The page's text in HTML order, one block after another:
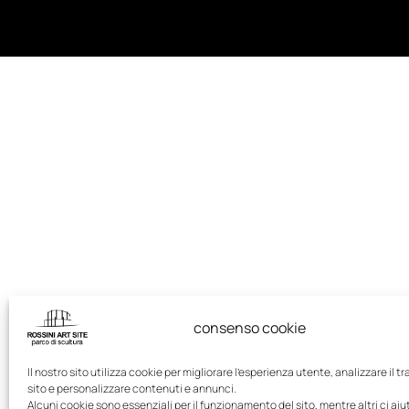
consenso cookie
Il nostro sito utilizza cookie per migliorare l'esperienza utente, analizzare il
sito e personalizzare contenuti e annunci.
Alcuni cookie sono essenziali per il funzionamento del sito, mentre altri ci